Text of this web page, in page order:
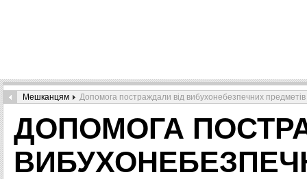
Мешканцям Допомога постраждали від вибухонебезпечних
ДОПОМОГА